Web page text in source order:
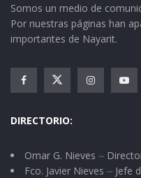
Somos un medio de
Por nuestras páginas han
importantes de Nayarit.
DIRECTORIO:
Omar G. Nieves ⏤
Fco. Javier Nieves ⏤ Jefe